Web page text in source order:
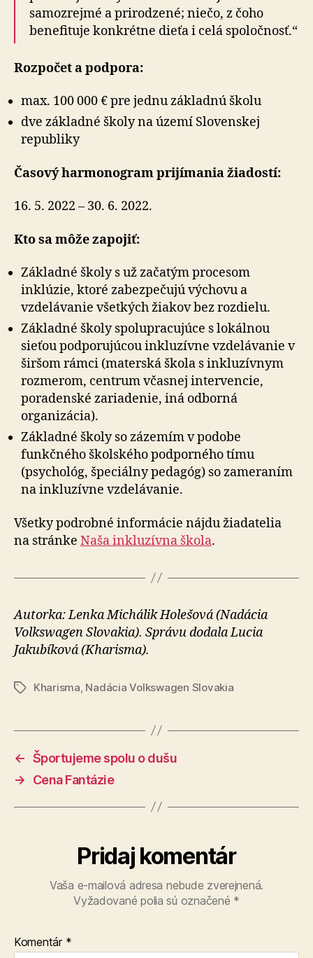
samozrejmé a prirodzené; niečo, z čoho
benefituje konkrétne dieťa i celá spoločnosť.“
Rozpočet a podpora:
max. 100 000 € pre jednu základnú školu
dve základné školy na území Slovenskej
republiky
Časový harmonogram prijímania žiadostí:
16. 5. 2022 – 30. 6. 2022.
Kto sa môže zapojiť:
Základné školy s už začatým procesom
inklúzie, ktoré zabezpečujú výchovu a
vzdelávanie všetkých žiakov bez rozdielu.
Základné školy spolupracujúce s lokálnou
sieťou podporujúcou inkluzívne vzdelávanie v
širšom rámci (materská škola s inkluzívnym
rozmerom, centrum včasnej intervencie,
poradenské zariadenie, iná odborná
organizácia).
Základné školy so zázemím v podobe
funkčného školského podporného tímu
(psychológ, špeciálny pedagóg) so zameraním
na inkluzívne vzdelávanie.
Všetky podrobné informácie nájdu žiadatelia
na stránke Naša inkluzívna škola.
Autorka: Lenka Michálik Holešová (Nadácia
Volkswagen Slovakia). Správu dodala Lucia
Jakubíková (Kharisma).
ZnačkyKharisma Nadácia Volkswagen Slovakia
← Športujeme spolu o dušu
→
Cena Fantázie
Pridaj komentár
Vaša e-mailová adresa nebude zverejnená.
Vyžadované polia sú označené *
Komentár *